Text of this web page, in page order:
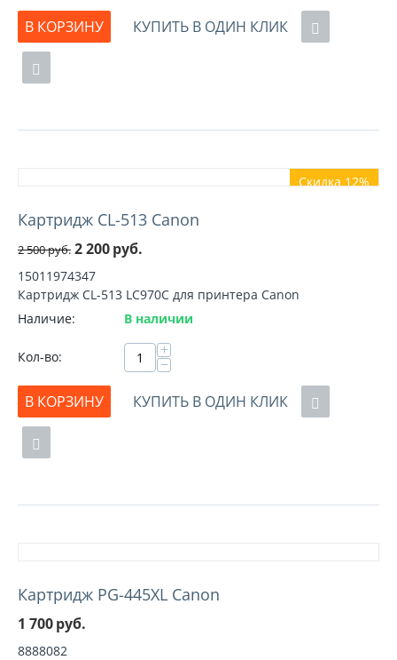
В КОРЗИНУ
КУПИТЬ В ОДИН КЛИК
Скидка 12%
Картридж CL-513 Canon
2 500руб. 2 200руб.
15011974347
Картридж CL-513 LC970C для принтера Canon
Наличие:
В наличии
Кол-во: +
−
В КОРЗИНУ
КУПИТЬ В ОДИН КЛИК
Картридж PG-445XL Canon
1 700руб.
8888082